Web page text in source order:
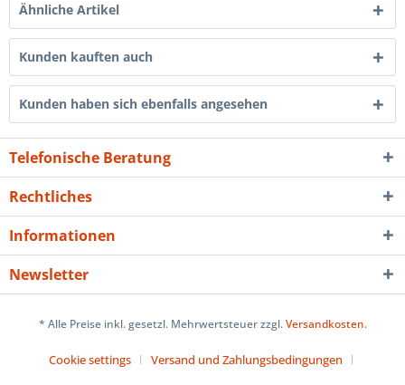
Ähnliche Artikel
Kunden kauften auch
Kunden haben sich ebenfalls angesehen
Telefonische Beratung
Rechtliches
Informationen
Newsletter
* Alle Preise inkl. gesetzl. Mehrwertsteuer zzgl.Versandkosten.
Cookie settings
Versand und Zahlungsbedingungen